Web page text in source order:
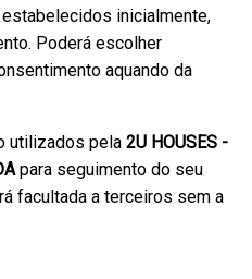
inicialmente,
Poderá escolher
aquando da
utilizados pela 2U HOUSES -
para seguimento do seu
facultada a terceiros sem a